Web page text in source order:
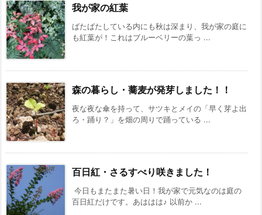
我が家の紅葉
ばたばたしている内にも秋は深まり、我が家の庭に
も紅葉が！これはブルーベリーの葉っ ...
森の暮らし・蕎麦が発芽しました！！
夜な夜な傘を持って、サツキとメイの「早く芽よ出
ろ・踊り？」を畑の周りで踊っている ...
百日紅・さるすべり咲きました！
今日もまたまた暑い日！我が家で元気なのは庭の
百日紅だけです。あははは♪ 以前か ...